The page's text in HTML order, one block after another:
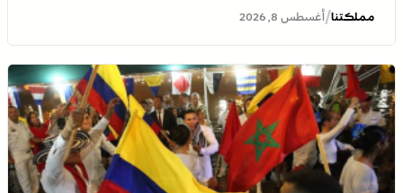
مملكتنا/أغسطس 8, 2026
الصحراء المغربية .. كولومبيا تعلن تغييرا في موقفها وتعترف
بسيادة المغرب على صحرائه